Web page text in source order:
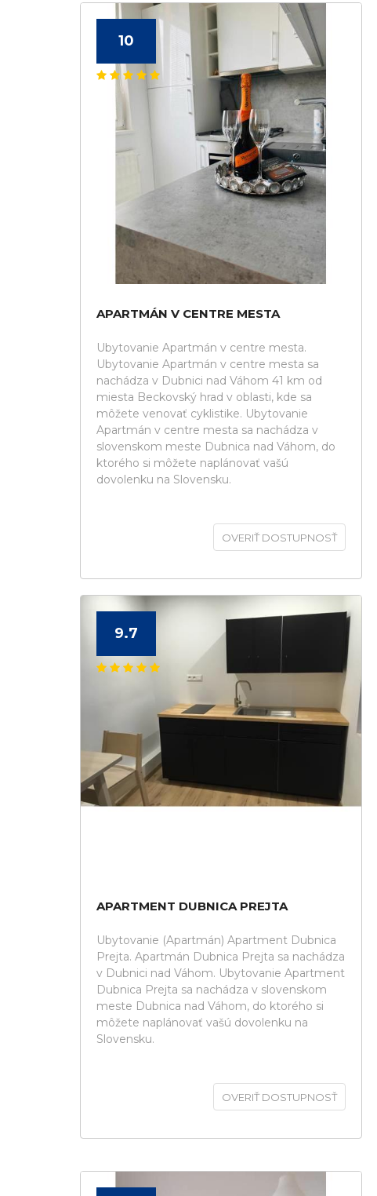
10
APARTMÁN V CENTRE MESTA
Ubytovanie Apartmán v centre mesta.
Ubytovanie Apartmán v centre mesta sa
nachádza v Dubnici nad Váhom 41 km od
miesta Beckovský hrad v oblasti, kde sa
môžete venovať cyklistike. Ubytovanie
Apartmán v centre mesta sa nachádza v
slovenskom meste Dubnica nad Váhom, do
ktorého si môžete naplánovať vašú
dovolenku na Slovensku.
OVERIŤ DOSTUPNOSŤ
9.7
APARTMENT DUBNICA PREJTA
Ubytovanie (Apartmán) Apartment Dubnica
Prejta. Apartmán Dubnica Prejta sa nachádza
v Dubnici nad Váhom. Ubytovanie Apartment
Dubnica Prejta sa nachádza v slovenskom
meste Dubnica nad Váhom, do ktorého si
môžete naplánovať vašú dovolenku na
Slovensku.
OVERIŤ DOSTUPNOSŤ